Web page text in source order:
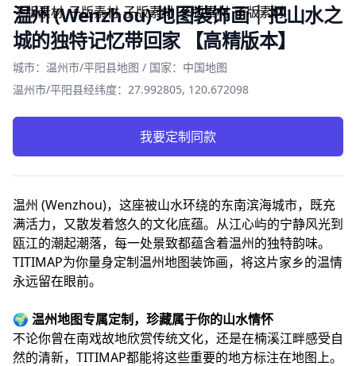
温州 (Wenzhou) 地图装饰画｜把山水之
城的独特记忆带回家 【高精版本】
Product information
城市：温州市/平阳县地图 / 国家：中国地图
温州市/平阳县经纬度：27.992805, 120.672098
我要定制同款
温州 (Wenzhou)，这座被山水环绕的东南滨海城市，既充
满活力，又散发着悠久的文化底蕴。从江心屿的宁静风光到
瓯江的潮起潮落，每一处景致都蕴含着温州的独特韵味。
TITIMAP为你量身定制温州地图装饰画，将这片家乡的温情
永远留在眼前。
🌍 温州地图专属定制，珍藏属于你的山水情怀
不论你曾在南戏故地欣赏传统文化，还是在楠溪江畔感受自
然的清新，TITIMAP都能将这些重要的地方标注在地图上。